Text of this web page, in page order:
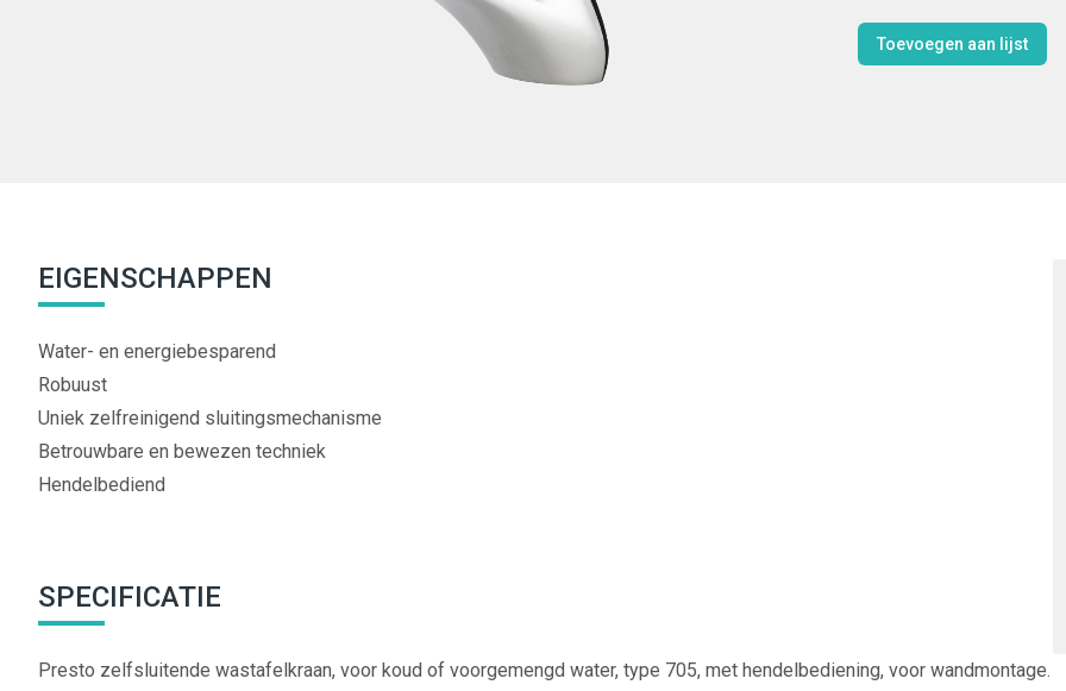
Toevoegen aan lijst
EIGENSCHAPPEN
Water- en energiebesparend
Robuust
Uniek zelfreinigend sluitingsmechanisme
Betrouwbare en bewezen techniek
Hendelbediend
SPECIFICATIE
Presto zelfsluitende wastafelkraan, voor koud of voorgemengd water, type 705, met hendelbediening, voor wandmontage.